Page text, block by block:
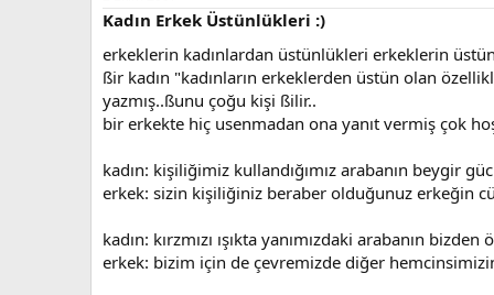
l
a
t
a
a
r
h
Kadın Erkek Üstünlükleri :)
erkeklerin kadınlardan üstünlükleri erkeklerin
ßir kadın "kadınların erkeklerden üstün olan
yazmış..ßunu çoğu kişi ßilir..
bir erkekte hiç usenmadan ona yanıt vermiş çok
kadın: kişiliğimiz kullandığımız arabanın beygir
erkek: sizin kişiliğiniz beraber olduğunuz erkeğin
kadın: kırzmızı ışıkta yanımızdaki arabanın
erkek: bizim için de çevremizde diğer